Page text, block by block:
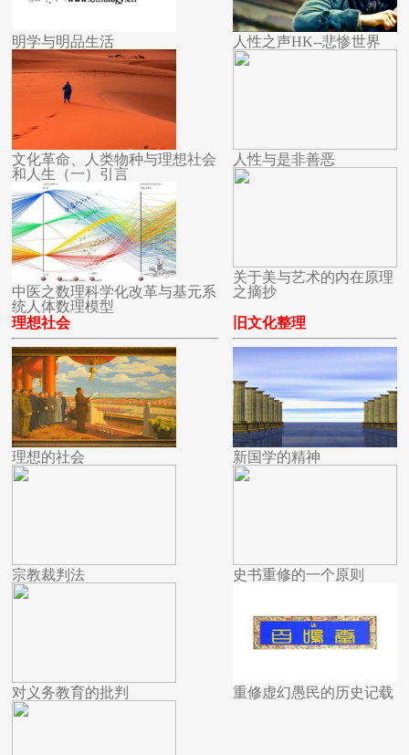
明学与明品生活
文化革命、人类物种与理想社会
和人生（一）引言
中医之数理科学化改革与基元系
统人体数理模型
人性之声HK--悲惨世界
人性与是非善恶
关于美与艺术的内在原理
之摘抄
理想社会
理想的社会
宗教裁判法
对义务教育的批判
旧文化整理
新国学的精神
史书重修的一个原则
重修虚幻愚民的历史记载